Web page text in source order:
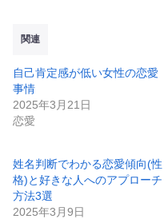
関連
自己肯定感が低い女性の恋愛
事情
2025年3月21日
恋愛
姓名判断でわかる恋愛傾向(性
格)と好きな人へのアプローチ
方法3選
2025年3月9日